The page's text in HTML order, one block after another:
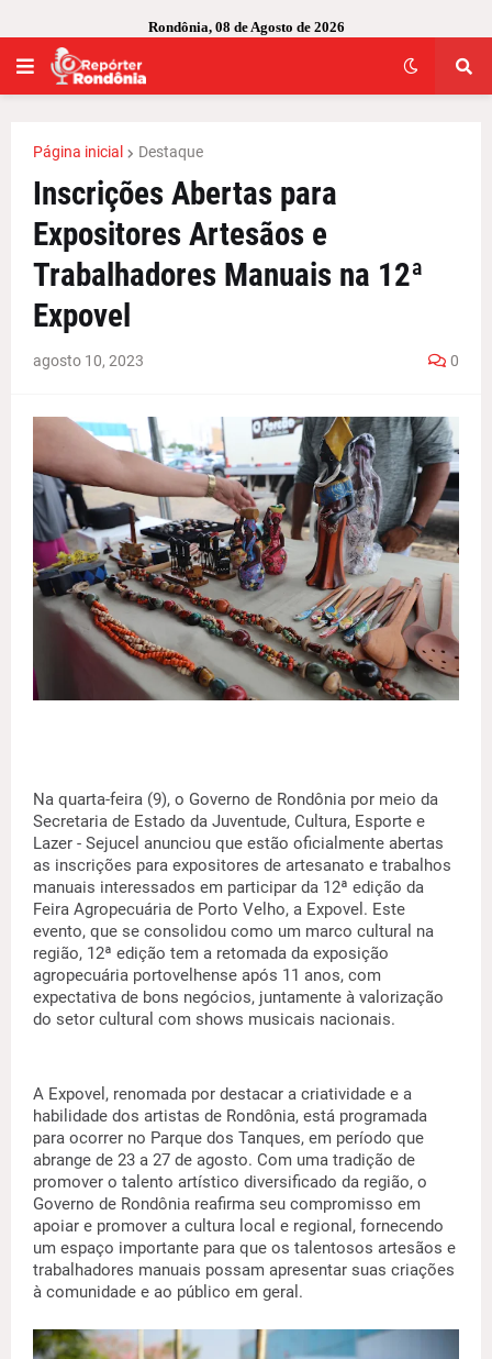
Rondônia, 08 de Agosto de 2026
Página inicial Destaque
Inscrições Abertas para
Expositores Artesãos e
Trabalhadores Manuais na 12ª
Expovel
agosto 10, 2023 0
Na quarta-feira (9), o Governo de Rondônia por meio da
Secretaria de Estado da Juventude, Cultura, Esporte e
Lazer - Sejucel anunciou que estão oficialmente abertas
as inscrições para expositores de artesanato e trabalhos
manuais interessados em participar da 12ª edição da
Feira Agropecuária de Porto Velho, a Expovel. Este
evento, que se consolidou como um marco cultural na
região, 12ª edição tem a retomada da exposição
agropecuária portovelhense após 11 anos, com
expectativa de bons negócios, juntamente à valorização
do setor cultural com shows musicais nacionais.
A Expovel, renomada por destacar a criatividade e a
habilidade dos artistas de Rondônia, está programada
para ocorrer no Parque dos Tanques, em período que
abrange de 23 a 27 de agosto. Com uma tradição de
promover o talento artístico diversificado da região, o
Governo de Rondônia reafirma seu compromisso em
apoiar e promover a cultura local e regional, fornecendo
um espaço importante para que os talentosos artesãos e
trabalhadores manuais possam apresentar suas criações
à comunidade e ao público em geral.